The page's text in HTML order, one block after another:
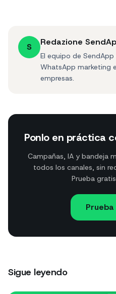
S Redazione
El equipo de
WhatsApp marketing
empresas.
Ponlo en práctica
Campañas, IA y bandeja
todos los canales, sin
Prueba
Sigue leyendo